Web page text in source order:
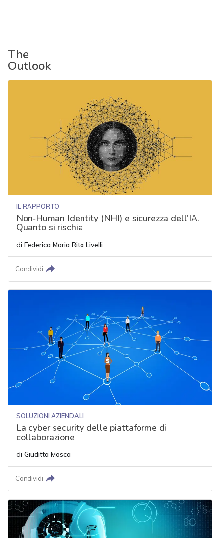
The
Outlook
IL RAPPORTO
Non‑Human Identity (NHI) e sicurezza dell’IA.
Quanto si rischia
di Federica Maria Rita Livelli
Condividi
SOLUZIONI AZIENDALI
La cyber security delle piattaforme di
collaborazione
di Giuditta Mosca
Condividi